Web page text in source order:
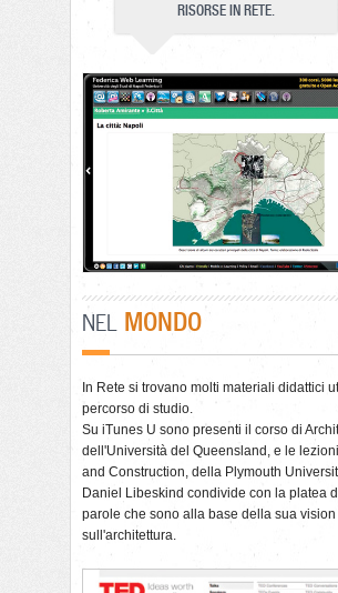
RISORSE IN RETE.
NEL MONDO
In Rete si trovano molti materiali didattici
percorso di studio.
Su iTunes U sono presenti il corso di
dell'Università del Queensland, e le
and Construction, della Plymouth
Daniel Libeskind condivide con la platea
parole che sono alla base della sua vision
sull'architettura.